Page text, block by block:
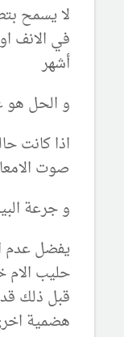
لا يسمح
أشهر
و الحل هو
اذا كانت
صوت
و جرعة
يفضل عدم
حليب الام
قبل ذلك
هضمية